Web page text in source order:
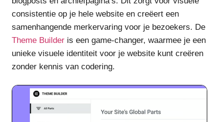
consistentie op je hele website en creëert een
samenhangende merkervaring voor je bezoekers. De
Theme Builder is een game-changer, waarmee je een
unieke visuele identiteit voor je website kunt creëren
zonder kennis van codering.